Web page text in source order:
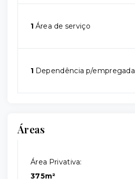
1 Área de serviço
1 Dependência p/empregada
Áreas
Área Privativa:
375m²